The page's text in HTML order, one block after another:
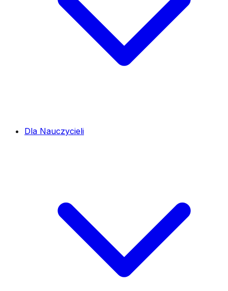
Dla Nauczycieli